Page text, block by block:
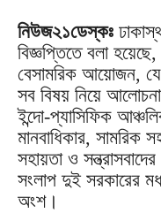
নিউজ২১ডেস্কঃ
বিজ্ঞপ্তিতে বলা
বেসামরিক আয়োজন,
সব বিষয় নিয়ে
ইন্দো-প্যাসিফিক
মানবাধিকার, সামরিক
সহায়তা ও
সংলাপ দুই সরকারের
অংশ।